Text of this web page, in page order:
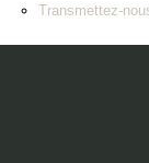
Transmettez-